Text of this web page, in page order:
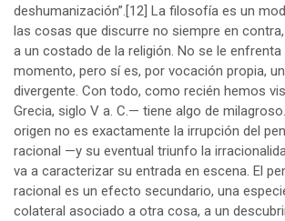
deshumanización”. [12] La filosofía es un
las cosas que discurre no siempre en
a un costado de la religión. No se le
momento, pero sí es, por vocación propia,
divergente. Con todo, como recién hemos
Grecia, siglo V a. C.— tiene algo de
origen no es exactamente la irrupción del
racional —y su eventual triunfo la
va a caracterizar su entrada en escena. El
racional es un efecto secundario, una
colateral asociado a otra cosa, a un